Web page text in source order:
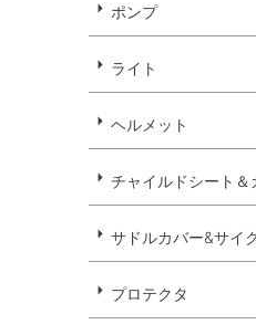
ポンプ
ライト
ヘルメット
チャイルドシート＆
サドルカバー&サイ
プロテクタ